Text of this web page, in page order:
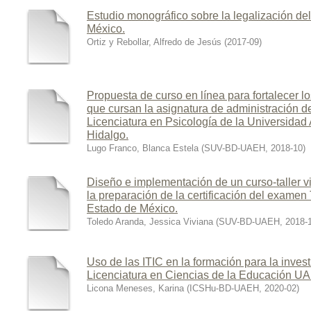
Estudio monográfico sobre la legalización
México.
Ortiz y Rebollar, Alfredo de Jesús (2017-09)
Propuesta de curso en línea para fortalecer
que cursan la asignatura de administración
Licenciatura en Psicología de la Universidad
Hidalgo.
Lugo Franco, Blanca Estela (SUV-BD-UAEH , 2018-10)
Diseño e implementación de un curso-taller
la preparación de la certificación del
Estado de México.
Toledo Aranda, Jessica Viviana (SUV-BD-UAEH , 2018-
Uso de las ITIC en la formación para la
Licenciatura en Ciencias de la Educación
Licona Meneses, Karina ( ICSHu-BD-UAEH , 2020-02)